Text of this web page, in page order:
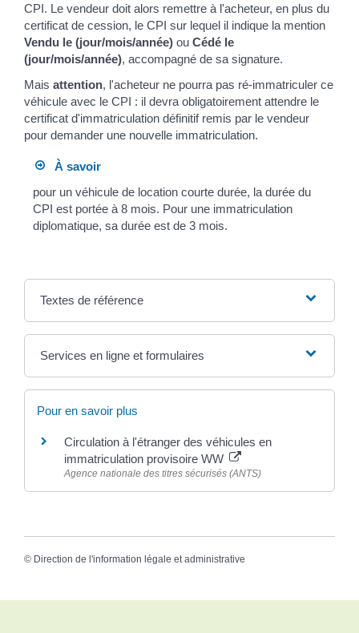
CPI. Le vendeur doit alors remettre à l'acheteur, en plus du
certificat de cession, le CPI sur lequel il indique la mention
Vendu le (jour/mois/année) ou Cédé le
(jour/mois/année), accompagné de sa signature.
Mais attention, l'acheteur ne pourra pas ré-immatriculer ce
véhicule avec le CPI : il devra obligatoirement attendre le
certificat d'immatriculation définitif remis par le vendeur
pour demander une nouvelle immatriculation.
À savoir
pour un véhicule de location courte durée, la durée du
CPI est portée à 8 mois. Pour une immatriculation
diplomatique, sa durée est de 3 mois.
Textes de référence
Services en ligne et formulaires
Pour en savoir plus
Circulation à l'étranger des véhicules en
immatriculation provisoire WW
Agence nationale des titres sécurisés (ANTS)
© Direction de l'information légale et administrative